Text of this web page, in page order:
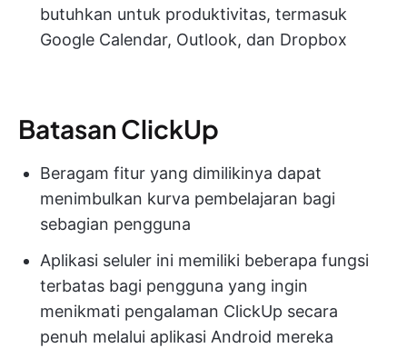
butuhkan untuk produktivitas, termasuk
Google Calendar, Outlook, dan Dropbox
Batasan ClickUp
Beragam fitur yang dimilikinya dapat
menimbulkan kurva pembelajaran bagi
sebagian pengguna
Aplikasi seluler ini memiliki beberapa fungsi
terbatas bagi pengguna yang ingin
menikmati pengalaman ClickUp secara
penuh melalui aplikasi Android mereka